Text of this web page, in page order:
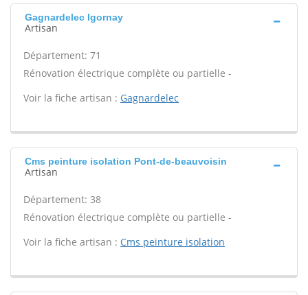
Gagnardelec Igornay
Artisan
Département: 71
Rénovation électrique complète ou partielle -
Voir la fiche artisan : Gagnardelec
Cms peinture isolation Pont-de-beauvoisin
Artisan
Département: 38
Rénovation électrique complète ou partielle -
Voir la fiche artisan : Cms peinture isolation